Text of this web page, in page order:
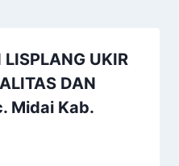
UKIR
DAN
Midai Kab.